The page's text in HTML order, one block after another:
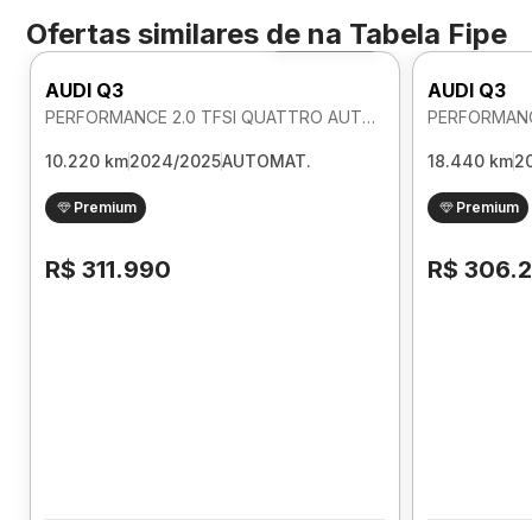
Ofertas similares de na Tabela Fipe
Foto 360º
AUDI Q3
PERFORMANCE 2.0 TFSI QUATTRO AUTOMATICO
10.220 km2024/2025AUTOMAT.
Premium
R$ 311.990
AUDI Q3
18.440 km
Premium
R$